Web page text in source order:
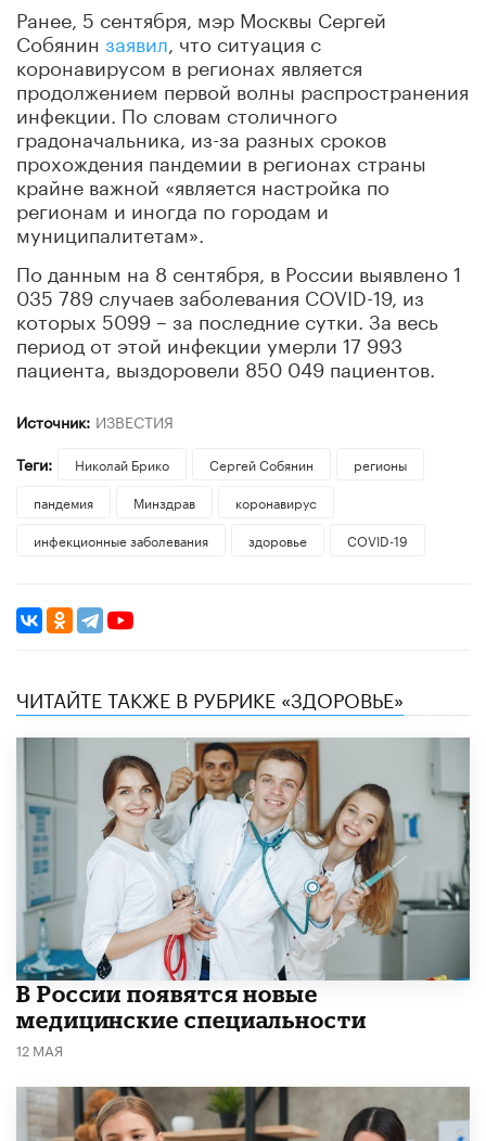
Ранее, 5 сентября, мэр Москвы Сергей
Собянин заявил , что ситуация с
коронавирусом в регионах является
продолжением первой волны распространения
инфекции. По словам столичного
градоначальника, из-за разных сроков
прохождения пандемии в регионах страны
крайне важной «является настройка по
регионам и иногда по городам и
муниципалитетам».
По данным на 8 сентября, в России выявлено 1
035 789 случаев заболевания COVID-19, из
которых 5099 – за последние сутки. За весь
период от этой инфекции умерли 17 993
пациента, выздоровели 850 049 пациентов.
Источник: ИЗВЕСТИЯ
Теги:
Николай Брико Сергей Собянин
регионы
пандемия
Минздрав
коронавирус
инфекционные заболевания
здоровье COVID-19
ЧИТАЙТЕ ТАКЖЕ В РУБРИКЕ «ЗДОРОВЬЕ»
В России появятся новые
медицинские специальности
12 МАЯ